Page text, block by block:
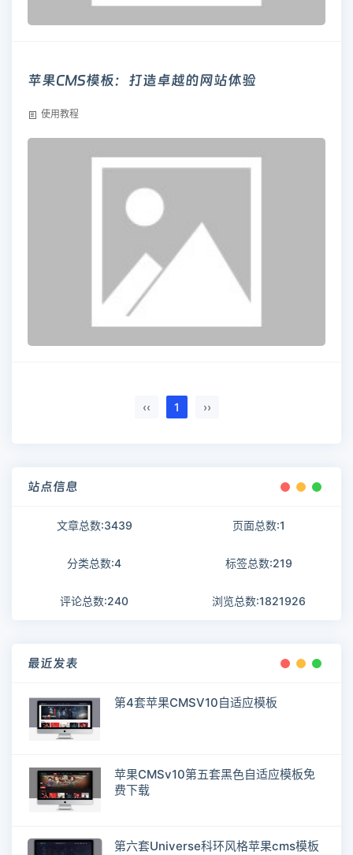
苹果CMS模板：打造卓越的网站体验
使用教程
‹‹ 1 ››
站点信息
文章总数:3439 页面总数:1
分类总数:4 标签总数:219
评论总数:240 浏览总数:1821926
最近发表
第4套苹果CMSV10自适应模板
苹果CMSv10第五套黑色自适应模板免
费下载
第六套Universe科环风格苹果cms模板